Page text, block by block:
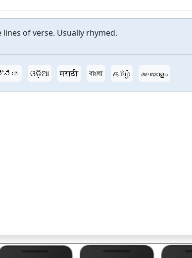
of verse. Usually rhymed.
ଓଡ଼ିଆ मराठी বাংলা தமிழ் മലയാളം